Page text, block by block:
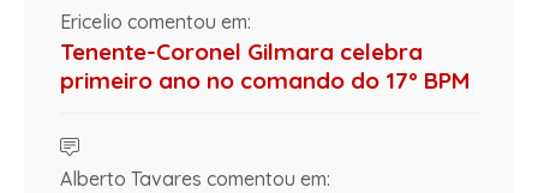
Ericelio comentou em:
Tenente-Coronel Gilmara celebra
primeiro ano no comando do 17º BPM
Alberto Tavares comentou em: